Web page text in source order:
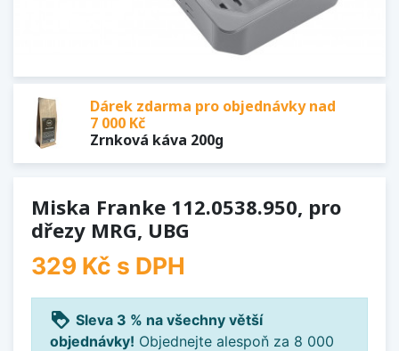
Dárek zdarma pro objednávky nad
7 000 Kč
Zrnková káva 200g
Miska Franke 112.0538.950, pro
dřezy MRG, UBG
329 Kč s DPH
loyalty Sleva 3 % na všechny větší
objednávky! Objednejte alespoň za 8 000